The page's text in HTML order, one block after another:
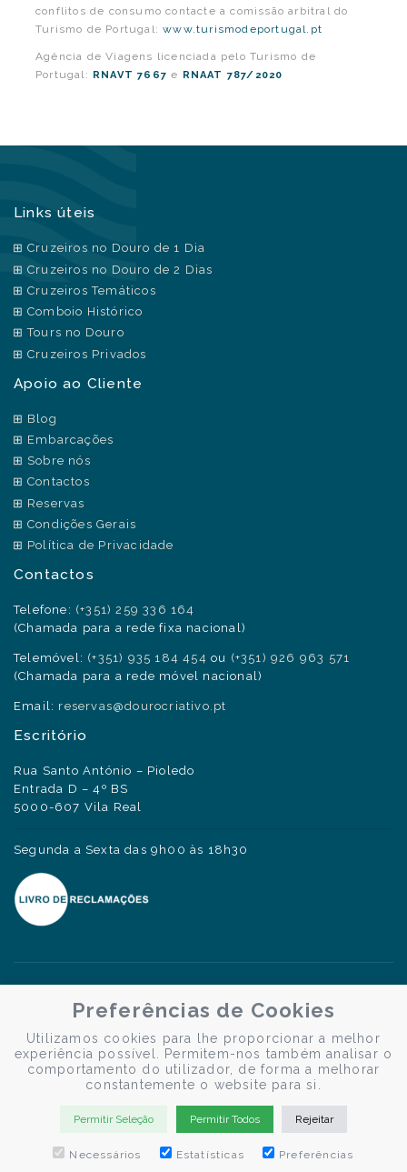
conflitos de consumo contacte a comissão arbitral do
Turismo de Portugal:www.turismodeportugal.pt
Agência de Viagens licenciada pelo Turismo de
Portugal: RNAVT 7667 e RNAAT 787/2020
Links úteis
Cruzeiros no Douro de 1 Dia
Cruzeiros no Douro de 2 Dias
Cruzeiros Temáticos
Comboio Histórico
Tours no Douro
Cruzeiros Privados
Apoio ao Cliente
Blog
Embarcações
Sobre nós
Contactos
Reservas
Condições Gerais
Política de Privacidade
Contactos
Telefone: (+351) 259 336 164
(Chamada para a rede fixa nacional)
Telemóvel: (+351) 935 184 454 ou (+351) 926 963 571
(Chamada para a rede móvel nacional)
Email: reservas@dourocriativo.pt
Escritório
Rua Santo António – Pioledo
Entrada D – 4º BS
5000-607 Vila Real
Segunda a Sexta das 9h00 às 18h30
Preferências de Cookies
Utilizamos cookies para lhe proporcionar a melhor
experiência possível. Permitem-nos também analisar o
comportamento do utilizador, de forma a melhorar
constantemente o website para si.
Permitir Seleção Permitir Todos Rejeitar
Necessários Estatísticas Preferências